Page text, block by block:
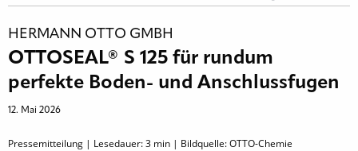
HERMANN OTTO GMBH
OTTOSEAL® S 125 für rundum
perfekte Boden- und Anschlussfugen
12. Mai 2026
Pressemitteilung | Lesedauer:3 min | Bildquelle: OTTO-Chemie